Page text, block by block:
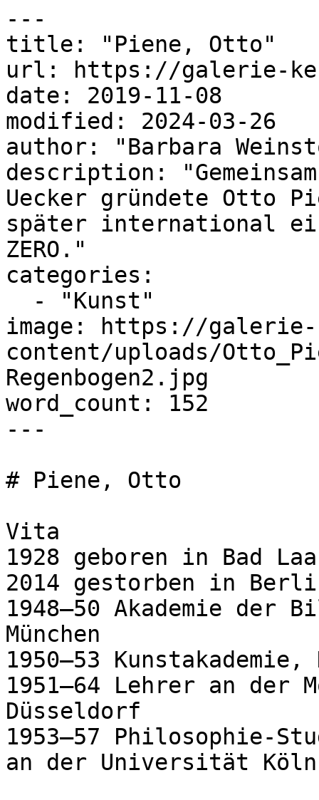
---
title: "Piene, Otto"
url: https://galerie-
date: 2019-11-08
modified: 2024-03-26
author: "Barbara
description:
Uecker gründete Otto
später international
ZERO."
categories:
image: https://galerie-
content/uploads/
Regenbogen2.jpg
word_count: 152
---
# Piene, Otto
Vita
1928 geboren in Bad
2014 gestorben in
1948–50 Akademie der
München
1950–53
1951–64 Lehrer an der
Düsseldorf
1953–57 Philosophie-
an der Universität Köln